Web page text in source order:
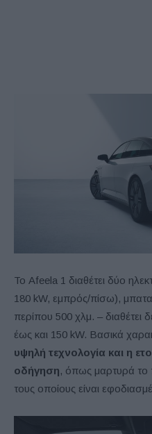
Το Afeela 1 διαθέτει δύο
180 kW, εμπρός/πίσω),
περίπου 500 χλμ. – διαθέτει
έως και 150 kW. Βασικά
υψηλή τεχνολογία και η
οδήγηση, όπως μαρτυρά το
τους οποίους είναι